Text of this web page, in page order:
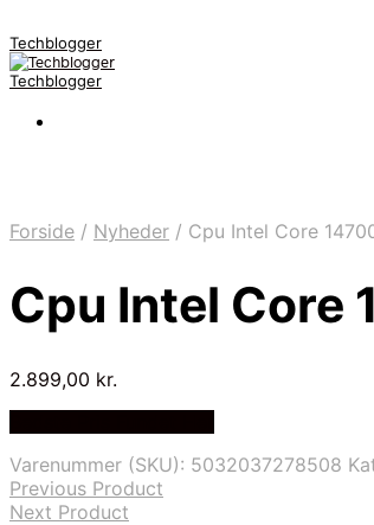
Techblogger
Techblogger
Forside / Nyheder / Cpu Intel Core
Cpu Intel Core
2.899,00 kr.
Varenummer (SKU): 5032037278508
Previous Product
Next Product